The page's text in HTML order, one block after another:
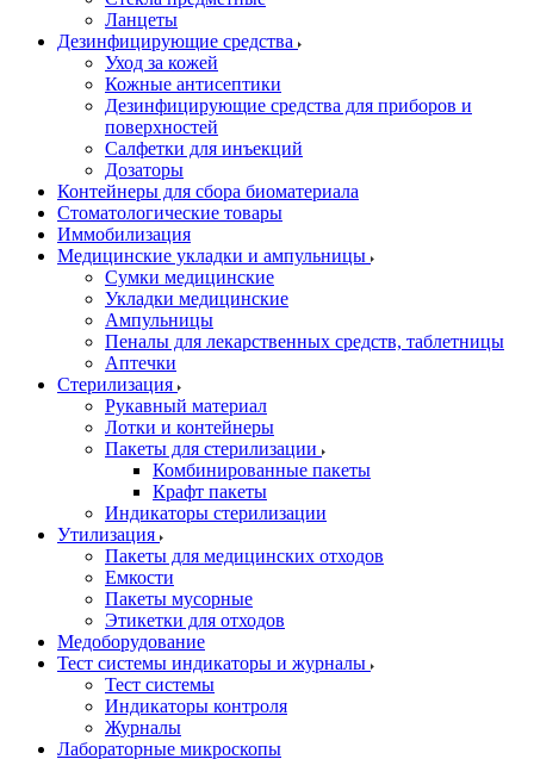
Ланцеты
Дезинфицирующие средства
Уход за кожей
Кожные антисептики
Дезинфицирующие средства для приборов и
поверхностей
Салфетки для инъекций
Дозаторы
Контейнеры для сбора биоматериала
Стоматологические товары
Иммобилизация
Медицинские укладки и ампульницы
Сумки медицинские
Укладки медицинские
Ампульницы
Пеналы для лекарственных средств, таблетницы
Аптечки
Стерилизация
Рукавный материал
Лотки и контейнеры
Пакеты для стерилизации
Комбинированные пакеты
Крафт пакеты
Индикаторы стерилизации
Утилизация
Пакеты для медицинских отходов
Емкости
Пакеты мусорные
Этикетки для отходов
Медоборудование
Тест системы индикаторы и журналы
Тест системы
Индикаторы контроля
Журналы
Лабораторные микроскопы